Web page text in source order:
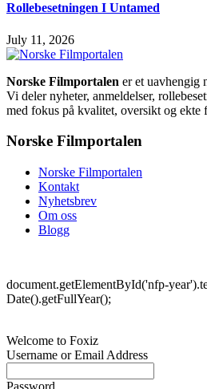
Rollebesetningen I Untamed
July 11, 2026
Norske Filmportalen er et uavhengig
Vi deler nyheter, anmeldelser,
med fokus på kvalitet, oversikt og ekte
Norske Filmportalen
Norske Filmportalen
Kontakt
Nyhetsbrev
Om oss
Blogg
document.getElementById('nfp-
Date().getFullYear();
Welcome to Foxiz
Username or Email Address
Password